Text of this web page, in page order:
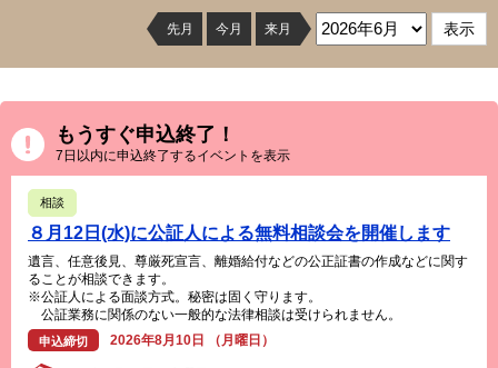
先月 今月 来月
もうすぐ申込終了！
7日以内に申込終了するイベントを表示
相談
８月12日(水)に公証人による無料相談会を開催します
遺言、任意後見、尊厳死宣言、離婚給付などの公正証書の作成などに関す
ることが相談できます。
※公証人による面談方式。秘密は固く守ります。
公証業務に関係のない一般的な法律相談は受けられません。
申込締切 2026年8月10日 （月曜日）